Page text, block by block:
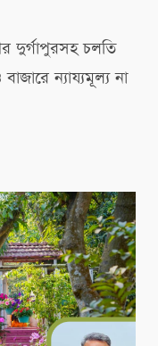
দুর্গাপুরসহ চলতি
ন্যায্যমূল্য না